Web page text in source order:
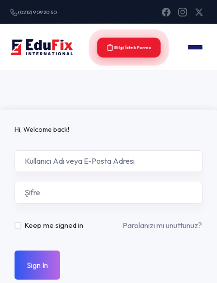
(0212) 909 20 50
Bilgi İstek Formu
Hi, Welcome back!
Keep me signed in Parolanızı mı unuttunuz?
Sign In